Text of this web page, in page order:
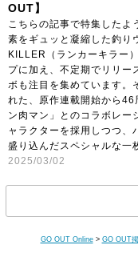
OUT】
こちらの記事で特集したよ
素をギュッと凝縮した釣り
KILLER（ランカーキラー
プに加え、不定期でリリー
ボも注目を集めています。
れた、原作連載開始から46
ン肉マン」とのコラボレー
ャラクターを採用しつつ、
盛り込んだスペシャルな一
2025/03/02
GO OUT Online > GO OUT